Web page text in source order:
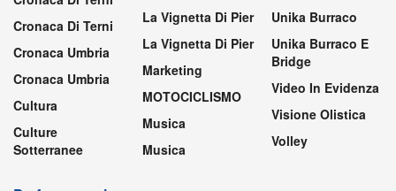
Cronaca Di Terni
Cronaca Umbria
Cronaca Umbria
Cultura
Culture
Sotterranee
La Vignetta Di Pier
La Vignetta Di Pier
Marketing
MOTOCICLISMO
Musica
Musica
Unika Burraco
Unika Burraco E
Bridge
Video In Evidenza
Visione Olistica
Volley